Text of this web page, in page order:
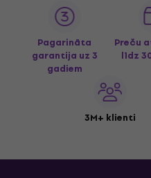
Pagarināta
garantija uz 3
gadiem
Preču
līdz
3M+ klienti